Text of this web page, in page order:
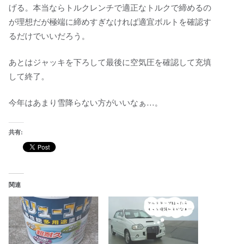
げる。本当ならトルクレンチで適正なトルクで締めるの
が理想だが極端に締めすぎなければ適宜ボルトを確認す
るだけでいいだろう。
あとはジャッキを下ろして最後に空気圧を確認して充填
して終了。
今年はあまり雪降らない方がいいなぁ…。
共有:
関連